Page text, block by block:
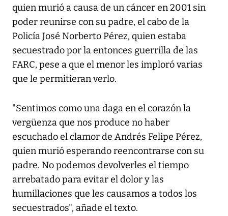
quien murió a causa de un cáncer en 2001 sin
poder reunirse con su padre, el cabo de la
Policía José Norberto Pérez, quien estaba
secuestrado por la entonces guerrilla de las
FARC, pese a que el menor les imploró varias
que le permitieran verlo.
"Sentimos como una daga en el corazón la
vergüenza que nos produce no haber
escuchado el clamor de Andrés Felipe Pérez,
quien murió esperando reencontrarse con su
padre. No podemos devolverles el tiempo
arrebatado para evitar el dolor y las
humillaciones que les causamos a todos los
secuestrados", añade el texto.